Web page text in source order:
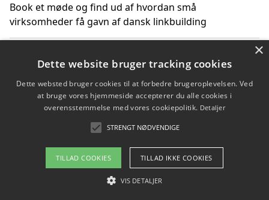
Book et møde og find ud af hvordan små
virksomheder få gavn af dansk linkbuilding
får du indgår et samarbejde
Hold et møde med en WordPress ekspert og vælg den
mest professionelle til at vedligeholde din løsning
Copyright 2026 - Pilanto Aps
Om / kontakt
×
Dette website bruger tracking cookies
Dette websted bruger cookies til at forbedre brugeroplevelsen. Ved
at bruge vores hjemmeside accepterer du alle cookies i
overensstemmelse med vores cookiepolitik. Detaljer
STRENGT NØDVENDIGE
TILLAD COOKIES TILLAD IKKE COOKIES
VIS DETALJER